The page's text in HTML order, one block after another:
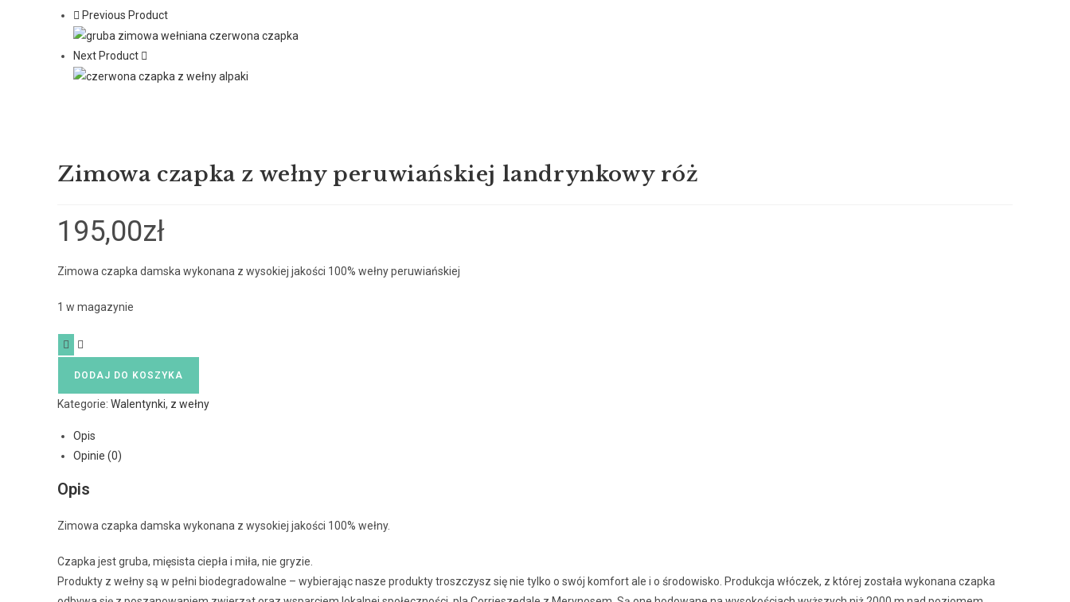
Previous Product
Next Product
Zimowa czapka z wełny peruwiańskiej landrynkowy róż
195,00zł
Zimowa czapka damska wykonana z wysokiej jakości 100% wełny peruwiańskiej
1 w magazynie
DODAJ DO KOSZYKA
Kategorie: Walentynki, z wełny
Opis
Opinie (0)
Opis
Zimowa czapka damska wykonana z wysokiej jakości 100% wełny.
Czapka jest gruba, mięsista ciepła i miła, nie gryzie.
Produkty z wełny są w pełni biodegradowalne – wybierając nasze produkty troszczysz się nie tylko o swój komfort ale i o środowisko. Produkcja włóczek, z której została wykonana czapka